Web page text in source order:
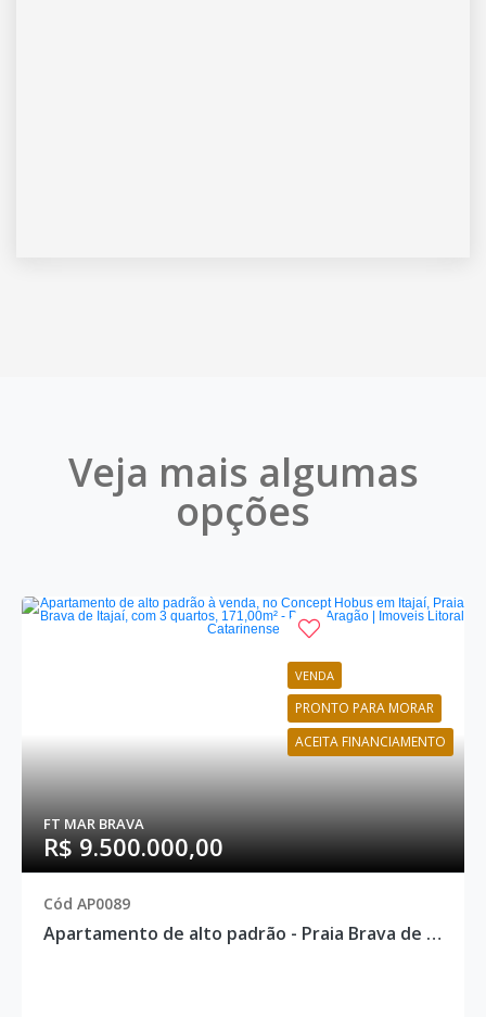
Veja mais algumas
opções
VENDA
PRONTO PARA MORAR
ACEITA FINANCIAMENTO
FT MAR BRAVA
R$ 9.500.000,00
Cód AP0089
Apartamento de alto padrão - Praia Brava de Itajaí, Itajaí - AP0089